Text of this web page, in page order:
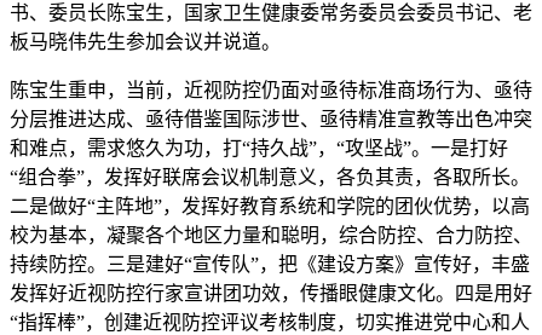
书、委员长陈宝生，国家卫生健康委常务委员会委员书记、老
板马晓伟先生参加会议并说道。
陈宝生重申，当前，近视防控仍面对亟待标准商场行为、亟待
分层推进达成、亟待借鉴国际涉世、亟待精准宣教等出色冲突
和难点，需求悠久为功，打“持久战”，“攻坚战”。一是打好
“组合拳”，发挥好联席会议机制意义，各负其责，各取所长。
二是做好“主阵地”，发挥好教育系统和学院的团伙优势，以高
校为基本，凝聚各个地区力量和聪明，综合防控、合力防控、
持续防控。三是建好“宣传队”，把《建设方案》宣传好，丰盛
发挥好近视防控行家宣讲团功效，传播眼健康文化。四是用好
“指挥棒”，创建近视防控评议考核制度，切实推进党中心和人